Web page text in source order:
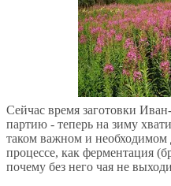
Сейчас время заготовки
партию - теперь на зиму
таком важном и необходимом
процессе, как ферментация
почему без него чая не